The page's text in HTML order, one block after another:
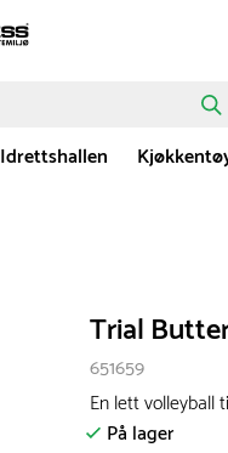
Idrettshallen
Trial
651659
En lett volleyball
På lager